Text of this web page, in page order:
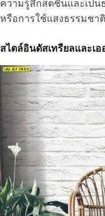
ความรู้สึกสดชื่นและเป็น
หรือการใช้แสงธรรมชา
สไตล์อินดัสเทรียลและเอ